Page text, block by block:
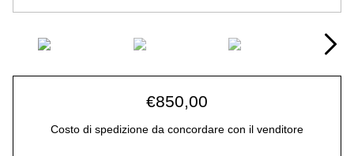
€850,00
Costo di spedizione da concordare con il venditore